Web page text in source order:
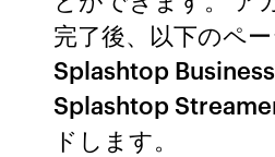
完了後、以下のペ
Splashtop
Splashtop
ドします。